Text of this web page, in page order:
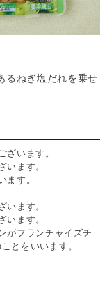
るねぎ塩だれを乗せ
ざいます。
います。
ます。
います。
います。
がフランチャイズチ
とをいいます。